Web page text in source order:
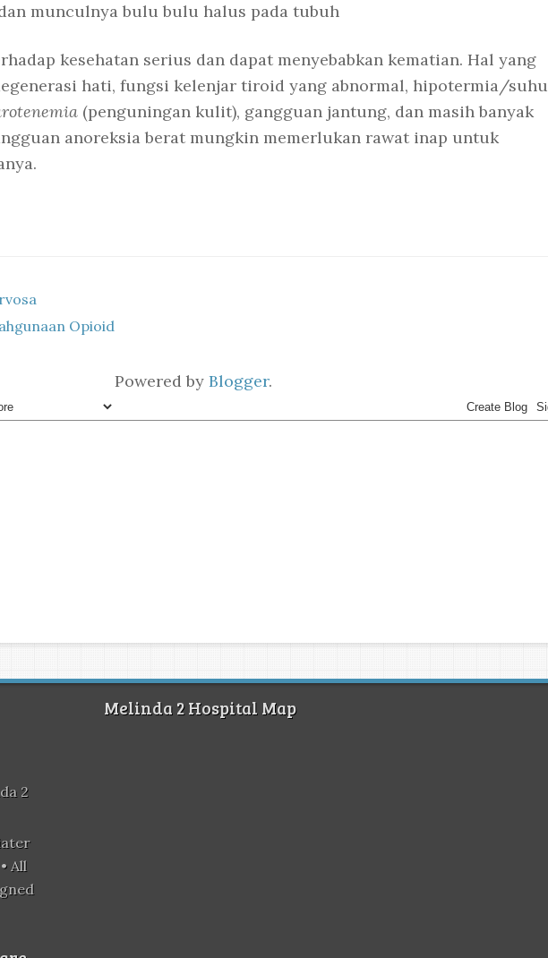
munculnya bulu bulu halus pada tubuh
kesehatan serius dan dapat menyebabkan kematian. Hal yang
hati, fungsi kelenjar tiroid yang abnormal, hipotermia/suhu
(penguningan kulit), gangguan jantung, dan masih banyak
anoreksia berat mungkin memerlukan rawat inap untuk
Opioid
Powered by Blogger.
2
All
Melinda 2 Hospital Map